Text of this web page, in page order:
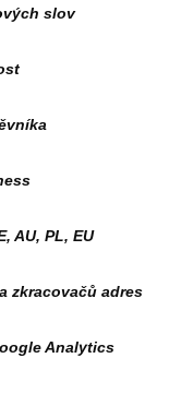
slov
AU, PL, EU
zkracovačů adres
Analytics